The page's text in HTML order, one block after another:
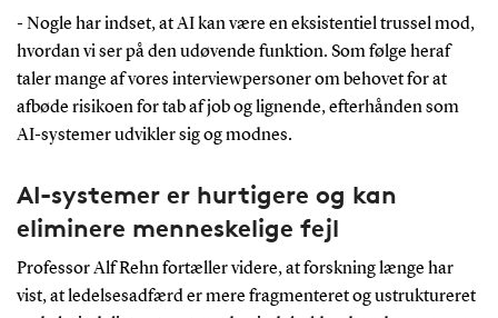
- Nogle har indset, at AI kan være en eksistentiel trussel mod,
hvordan vi ser på den udøvende funktion. Som følge heraf
taler mange af vores interviewpersoner om behovet for at
afbøde risikoen for tab af job og lignende, efterhånden som
AI-systemer udvikler sig og modnes.
AI-systemer er hurtigere og kan
eliminere menneskelige fejl
Professor Alf Rehn fortæller videre, at forskning længe har
vist, at ledelsesadfærd er mere fragmenteret og ustruktureret